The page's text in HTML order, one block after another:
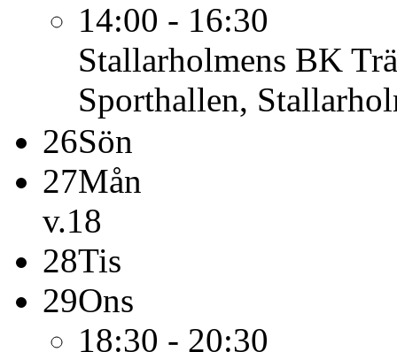
14:00 - 16:30
Stallarholmens BK
Sporthallen,
26Sön
27Mån
v.18
28Tis
29Ons
18:30 - 20:30